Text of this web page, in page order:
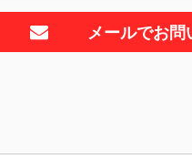
メールでお問